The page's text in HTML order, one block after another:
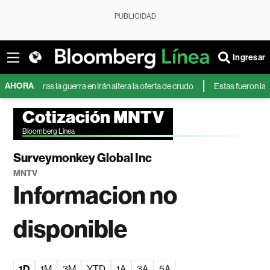
PUBLICIDAD
Ingresar
AHORAla guerra en Irán altera la oferta de crudo Estas fueron las 10
Cotización MNTV
Bloomberg Línea
Surveymonkey Global Inc
MNTV
Informacion no
disponible